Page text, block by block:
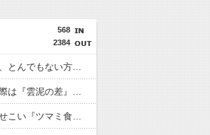
568
2384
【動画】野犬の群れに襲われた男性、とんでもない方法で制圧するｗｗｗｗｗｗｗ
★★同格のように語られてるけど実際は『雲泥の差』があるものと言えば？
【動画】ピザ屋のバイト女、クッソせこい『ツマミ食い』をして炎上